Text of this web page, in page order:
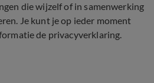
die wijzelf of in samenwerking
Je kunt je op ieder moment
de privacyverklaring.